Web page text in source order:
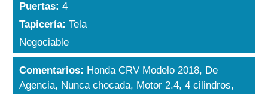
Puertas:4
Tapicería:Tela
Negociable
Comentarios: Honda CRV Modelo 2018, De
Agencia, Nunca chocada, Motor 2.4, 4 cilindros,